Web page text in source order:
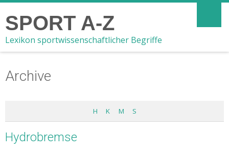
SPORT A-Z
Lexikon sportwissenschaftlicher Begriffe
Archive
H K M S
Hydrobremse